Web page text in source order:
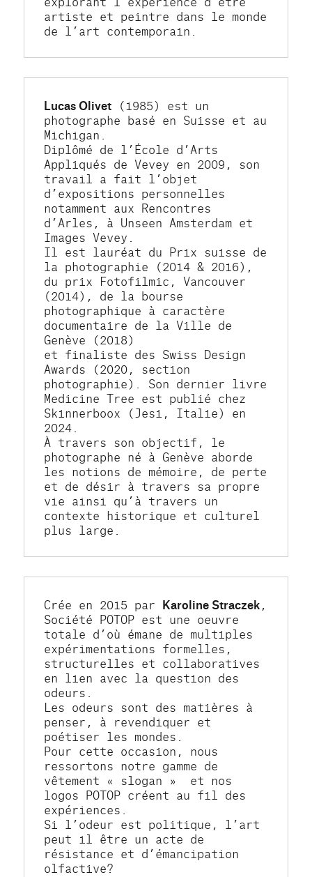
artiste et peintre dans le monde
de l’art contemporain.
Lucas Olivet (1985) est un
photographe basé en Suisse et au
Michigan.
Diplômé de l’École d’Arts
Appliqués de Vevey en 2009, son
travail a fait l’objet
d’expositions personnelles
notamment aux Rencontres
d’Arles, à Unseen Amsterdam et
Images Vevey.
Il est lauréat du Prix suisse de
la photographie (2014 & 2016),
du prix Fotofilmic, Vancouver
(2014), de la bourse
photographique à caractère
documentaire de la Ville de
Genève (2018)
et finaliste des Swiss Design
Awards (2020, section
photographie). Son dernier livre
Medicine Tree est publié chez
Skinnerboox (Jesi, Italie) en
2024.
À travers son objectif, le
photographe né à Genève aborde
les notions de mémoire, de perte
et de désir à travers sa propre
vie ainsi qu’à travers un
contexte historique et culturel
plus large.
Crée en 2015 par Karoline Straczek,
Société POTOP est une oeuvre
totale d’où émane de multiples
expérimentations formelles,
structurelles et collaboratives
en lien avec la question des
odeurs.
Les odeurs sont des matières à
penser, à revendiquer et
poétiser les mondes.
Pour cette occasion, nous
ressortons notre gamme de
vêtement « slogan »  et nos
logos POTOP créent au fil des
expériences.
Si l’odeur est politique, l’art
peut il être un acte de
résistance et d’émancipation
olfactive?